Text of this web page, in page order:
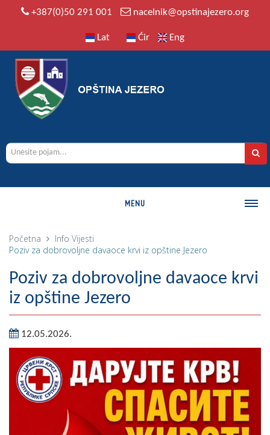
+387(0)50 291 001 nacelnik@opstinajezero.org
Lat Ćir Eng
MENU
Geografija
Naseljena mjesta
Zanimljivosti
Fotogalerija
NAČELNIK
O Načelniku
Početna Info Vijesti
Poziv za dobrovoljne davaoce krvi iz opštine Jezero
Poziv za dobrovoljne davaoce krvi
iz opštine Jezero
12.05.2026.